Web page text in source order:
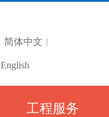
简体中文
English
工程服务